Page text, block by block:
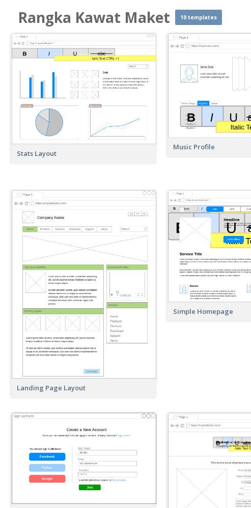
Rangka Kawat Maket 10 templates
Stats Layout
Music Profile
Landing Page Layout
Simple Homepage